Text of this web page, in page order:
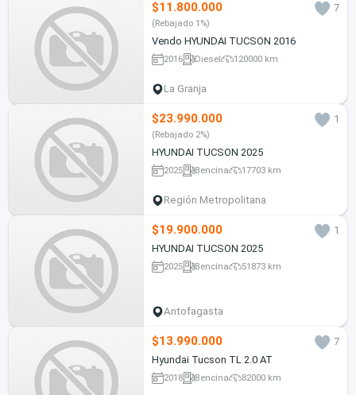
$11.800.000 7
(Rebajado 1%)
Vendo HYUNDAI TUCSON 2016
2016 Diesel 120000 km
La Granja
$23.990.000 1
(Rebajado 2%)
HYUNDAI TUCSON 2025
2025 Bencina 17703 km
Región Metropolitana
$19.900.000
1
HYUNDAI TUCSON 2025
2025 Bencina 51873 km
Antofagasta
$13.990.000
7
Hyundai Tucson TL 2.0 AT
2018 Bencina 82000 km